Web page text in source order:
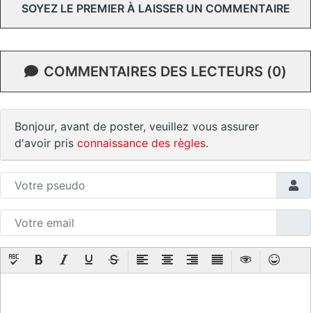
SOYEZ LE PREMIER À LAISSER UN COMMENTAIRE
COMMENTAIRES DES LECTEURS (0)
Bonjour, avant de poster, veuillez vous assurer
d'avoir pris connaissance des règles.